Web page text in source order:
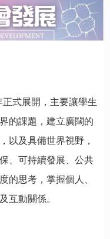
正式展開，主要讓學生
的課題，建立廣闊的
以及具備世界視野，
、可持續發展、公共
的思考，掌握個人、
互動關係。